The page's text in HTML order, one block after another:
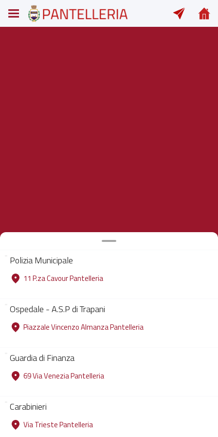
Polizia Municipale
11 P.za Cavour Pantelleria
Ospedale - A.S.P di Trapani
Piazzale Vincenzo Almanza Pantelleria
Guardia di Finanza
69 Via Venezia Pantelleria
Carabinieri
Via Trieste Pantelleria